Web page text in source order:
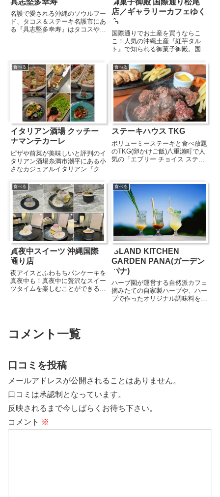
具志堅多幸寿
名護で愛される沖縄のソウルフー
ド、タコス＆ステーキ名護市にあ
る『具志堅多幸寿』はタコスやタ
使用したステーキやハンバーガ...
御菓子御殿 国際通り松尾
店／ギャラリーカフェゆく
ら
国際通りでお土産を買うならこ
こ！人気の沖縄土産『紅芋タル
ト』で知られる御菓子御殿。国際
り、首里城をモチーフにした朱赤
の外観が目印です。店内1Fでは
ガラス越しに工場見学を楽しむこ
とができるほか、お土産に最適な
お菓子...
食べる
イタリアン酒場 クッチー
ナマンテカーレ
ピザや前菜が美味しいと評判のイ
タリアン酒場糸満市潮平にある小
さなカジュアルイタリアン『クッ
材をふんだんに使った本格イタリ
アンと、美味しいお酒が楽しめる
お店です。アットホームな雰囲気
の中で、心地よいひとときを過
ご...
食べる
ステーキハウス TKG
ボリューミーステーキと食べ放題
のTKG(卵かけご飯)八重瀬町で人
気の「エブリー チョイス ステー
ご飯が味わえる「ステーキハウス
TKG」に生まれ変わりました。
ジューシーなステーキに...
食べる
真夜中スイーツ 沖縄国際
通り店
夜アイスとふわもちパンケーキを
真夜中も！真夜中に贅沢なスイー
ツタイムを楽しむことができるの
ふわふわ食感のパンケーキもい
た...
食べる
ISLAND KITCHEN
GARDEN PANA(ガーデン
パナ)
ハーブ園が運営する自然派カフェ
摘みたての自家製ハーブや、ハー
ブで作ったオリジナル調味料を使
コメント一覧
口コミを投稿
メールアドレスが公開されることはありません。
口コミは承認制となっています。
反映されるまで今しばらくお待ち下さい。
コメント ※